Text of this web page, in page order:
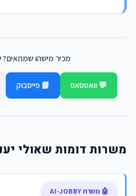
מכיר מישהו
💬 וואטסאפ 📘 פייסבוק
משרות דומות שאולי
🤖 משרת AI-JOBBY